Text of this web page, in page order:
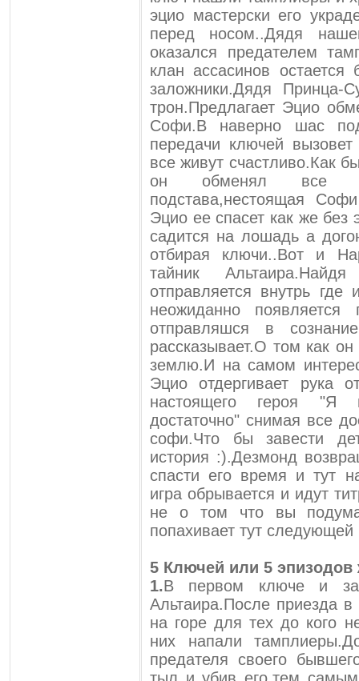
эцио мастерски его
перед носом..Дядя
оказался предателем
клан ассасинов
заложники.Дядя Принца-
трон.Предлагает Эцио
Софи.В наверно шас
передачи ключей
все живут счастливо.Как
он обменял все 5
подстава,нестоящая
Эцио ее спасет как же без
садится на лошадь а
отбирая ключи..Вот и
тайник
отправляется внутрь
неожиданно
отправляшся в
рассказывает.О том как
землю.И на самом
Эцио отдергивает рука
настоящего героя "Я
достаточно" снимая все
софи.Что бы завести
история :).Дезмонд
спасти его время и тут
игра обрывается и идут
не о том что вы
попахивает тут следующей
5 Ключей или 5 эпизодов
1.В первом ключе и
Альтаира.После приезда
на горе для тех до кого
них напали
предателя своего